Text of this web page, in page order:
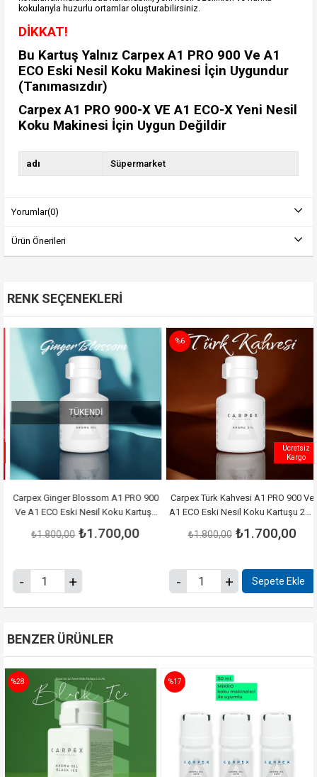
kokularıyla huzurlu ortamlar oluşturabilirsiniz.
DİKKAT!
Bu Kartuş Yalnız Carpex A1 PRO 900 Ve A1
ECO Eski Nesil Koku Makinesi İçin Uygundur
(Tanımasızdır)
Carpex A1 PRO 900-X VE A1 ECO-X Yeni Nesil
Koku Makinesi İçin Uygun Değildir
adı Süpermarket
Yorumlar(0)
Ürün Önerileri
RENK SEÇENEKLERI
TÜKENDI
Carpex Ginger Blossom A1 PRO 900
Ve A1 ECO Eski Nesil Koku Kartuşu
220 ML ( Tanımasızdır )
₺1.800,00 ₺1.700,00
Carpex Türk Kahvesi A1 PRO 900 Ve
A1 ECO Eski Nesil Koku Kartuşu 220
ML ( Tanımasızdır )
₺1.800,00 ₺1.700,00
Sepete Ekle
%6
Ücretsiz
Kargo
BENZER ÜRÜNLER
%28 %17